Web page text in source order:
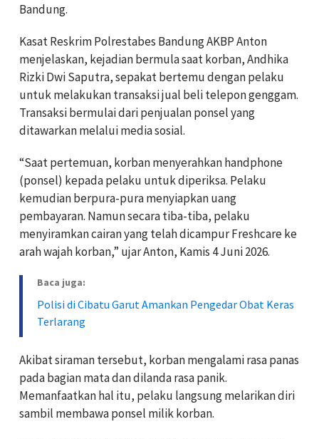
Bandung.
Kasat Reskrim Polrestabes Bandung AKBP Anton
menjelaskan, kejadian bermula saat korban, Andhika
Rizki Dwi Saputra, sepakat bertemu dengan pelaku
untuk melakukan transaksi jual beli telepon genggam.
Transaksi bermulai dari penjualan ponsel yang
ditawarkan melalui media sosial.
“Saat pertemuan, korban menyerahkan handphone
(ponsel) kepada pelaku untuk diperiksa. Pelaku
kemudian berpura-pura menyiapkan uang
pembayaran. Namun secara tiba-tiba, pelaku
menyiramkan cairan yang telah dicampur Freshcare ke
arah wajah korban,” ujar Anton, Kamis 4 Juni 2026.
Baca juga:
Polisi di Cibatu Garut Amankan Pengedar Obat Keras
Terlarang
Akibat siraman tersebut, korban mengalami rasa panas
pada bagian mata dan dilanda rasa panik.
Memanfaatkan hal itu, pelaku langsung melarikan diri
sambil membawa ponsel milik korban.